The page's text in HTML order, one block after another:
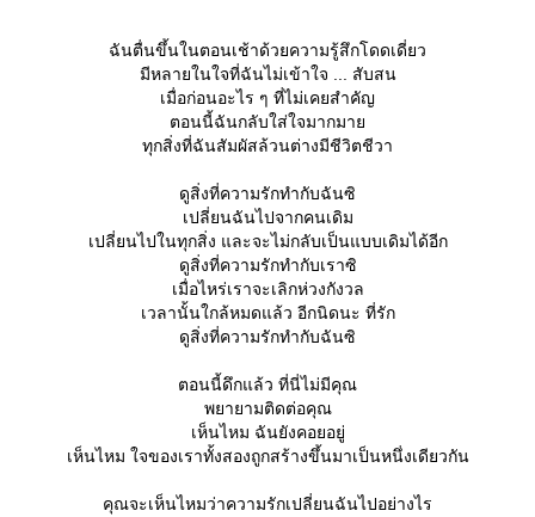
ฉันตื่นขึ้นในตอนเช้าด้วยความรู้สึกโดดเดี่ยว
มีหลายในใจที่ฉันไม่เข้าใจ ... สับสน
เมื่อก่อนอะไร ๆ ที่ไม่เคยสำคัญ
ตอนนี้ฉันกลับใส่ใจมากมา
ทุกสิ่งที่ฉันสัมผัสล้วนต่างมีชีวิตชีวา
ดูสิ่งที่ความรักทำกับฉันซิ
เปลี่ยนฉันไปจากคนเดิม
เปลี่ยนไปในทุกสิ่ง และจะไม่กลับเป็นแบบเดิมได้อีก
ดูสิ่งที่ความรักทำกับเราซิ
เมื่อไหร่เราจะเลิกห่วงกังวล
เวลานั้นใกล้หมดแล้ว อีกนิดนะ ที่รัก
ดูสิ่งที่ความรักทำกับฉันซิ
ตอนนี้ดึกแล้ว ที่นี่ไม่มีคุณ
พยายามติดต่อคุณ
เห็นไหม ฉันยังคอยอยู่
เห็นไหม ใจของเราทั้งสองถูกสร้างขึ้นมาเป็นหนึ่งเดียวกัน
คุณจะเห็นไหมว่าความรักเปลี่ยนฉันไปอย่างไร